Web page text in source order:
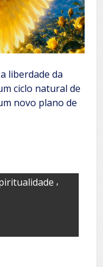
liberdade da
ciclo natural de
novo plano de
,